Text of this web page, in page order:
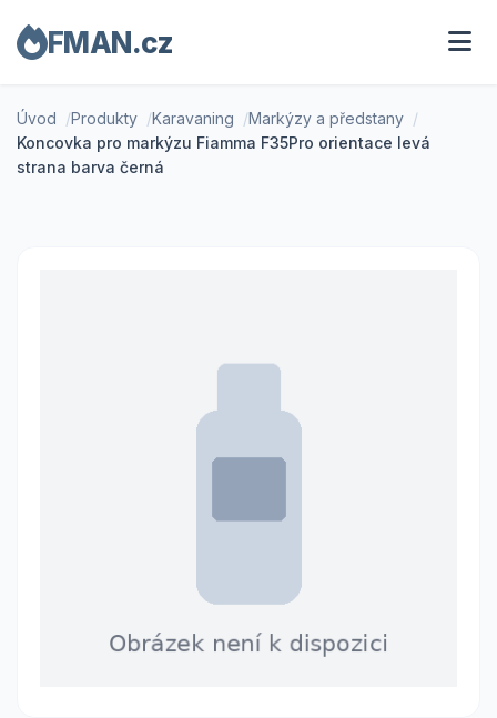
FMAN.cz
Úvod Produkty Karavaning
Markýzy a předstany
Koncovka pro markýzu Fiamma F35Pro orientace levá
strana barva černá